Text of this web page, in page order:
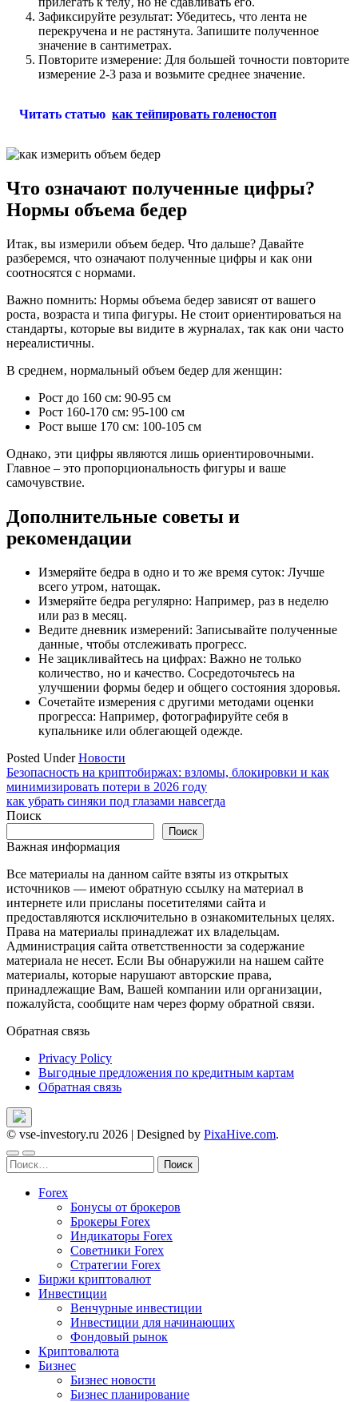
Зафиксируйте результат: Убедитесь‚ что лента не
перекручена и не растянута. Запишите полученное
значение в сантиметрах.
Повторите измерение: Для большей точности повторите
измерение 2-3 раза и возьмите среднее значение.
Читать статью как тейпировать голеностоп
Что означают полученные цифры?
Нормы объема бедер
Итак‚ вы измерили объем бедер. Что дальше? Давайте
разберемся‚ что означают полученные цифры и как они
соотносятся с нормами.
Важно помнить: Нормы объема бедер зависят от вашего
роста‚ возраста и типа фигуры. Не стоит ориентироваться на
стандарты‚ которые вы видите в журналах‚ так как они часто
нереалистичны.
В среднем‚ нормальный объем бедер для женщин:
Рост до 160 см: 90-95 см
Рост 160-170 см: 95-100 см
Рост выше 170 см: 100-105 см
Однако‚ эти цифры являются лишь ориентировочными.
Главное – это пропорциональность фигуры и ваше
самочувствие.
Дополнительные советы и
рекомендации
Измеряйте бедра в одно и то же время суток: Лучше
всего утром‚ натощак.
Измеряйте бедра регулярно: Например‚ раз в неделю
или раз в месяц.
Ведите дневник измерений: Записывайте полученные
данные‚ чтобы отслеживать прогресс.
Не зацикливайтесь на цифрах: Важно не только
количество‚ но и качество. Сосредоточьтесь на
улучшении формы бедер и общего состояния здоровья.
Сочетайте измерения с другими методами оценки
прогресса: Например‚ фотографируйте себя в
купальнике или облегающей одежде.
Posted UnderНовости
Навигация
по
записям
Безопасность на криптобиржах: взломы, блокировки и как
минимизировать потери в 2026 году
как убрать синяки под глазами навсегда
Поиск
Поиск
Важная информация
Все материалы на данном сайте взяты из открытых
источников — имеют обратную ссылку на материал в
интернете или присланы посетителями сайта и
предоставляются исключительно в ознакомительных целях.
Права на материалы принадлежат их владельцам.
Администрация сайта ответственности за содержание
материала не несет. Если Вы обнаружили на нашем сайте
материалы, которые нарушают авторские права,
принадлежащие Вам, Вашей компании или организации,
пожалуйста, сообщите нам через форму обратной связи.
Обратная связь
Privacy Policy
Выгодные предложения по кредитным картам
Обратная связь
© vse-investory.ru 2026 | Designed by PixaHive.com.
Найти:
Forex
Бонусы от брокеров
Брокеры Forex
Индикаторы Forex
Советники Forex
Стратегии Forex
Биржи криптовалют
Инвестиции
Венчурные инвестиции
Инвестиции для начинающих
Фондовый рынок
Криптовалюта
Бизнес
Бизнес новости
Бизнес планирование